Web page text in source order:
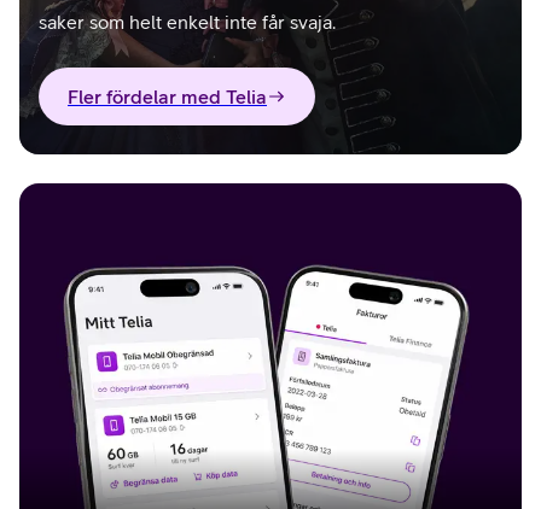
saker som helt enkelt inte får svaja.
Fler fördelar med Telia